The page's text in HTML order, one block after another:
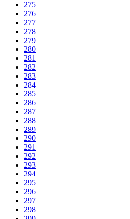
275
276
277
278
279
280
281
282
283
284
285
286
287
288
289
290
291
292
293
294
295
296
297
298